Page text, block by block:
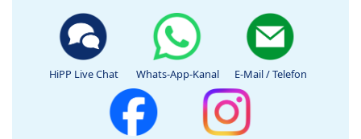
HiPP Live Chat Whats-App-Kanal E-Mail / Telefon